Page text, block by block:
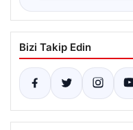
Bizi Takip Edin